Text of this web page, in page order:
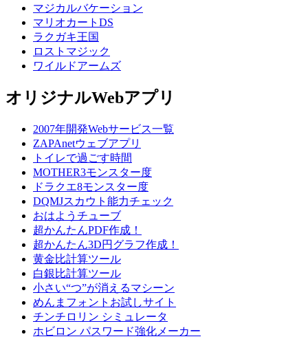
マジカルバケーション
マリオカートDS
ラクガキ王国
ロストマジック
ワイルドアームズ
オリジナルWebアプリ
2007年開発Webサービス一覧
ZAPAnetウェブアプリ
トイレで過ごす時間
MOTHER3モンスター度
ドラクエ8モンスター度
DQMJスカウト能力チェック
おはようチューブ
超かんたんPDF作成！
超かんたん3D円グラフ作成！
黄金比計算ツール
白銀比計算ツール
小さい“つ”が消えるマシーン
めんまフォントお試しサイト
チンチロリン シミュレータ
ホビロン パスワード強化メーカー